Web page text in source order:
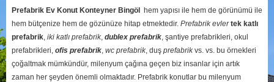
Prefabrik Ev Konut Konteyner Bingöl
hem yapısı ile hem de görünümü ile
hem bütçenize hem de gözünüze hitap etmektedir. Prefabrik evler tek katlı
prefabrik, iki katlı prefabrik, dublex prefabrik, şantiye prefabrikleri, okul
prefabrikleri, ofis prefabrik, wc prefabrik, duş prefabrikvs. vs. bu örnekleri
çoğaltmak mümkündür, milenyum çağına geçen biz insanlar için artık
zaman her şeyden önemli olmaktadır. Prefabrik konutlar bu milenyum